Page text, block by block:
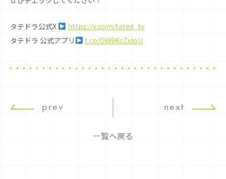
タテドラ公式X
https://x.com/tated_tv
タテドラ 公式アプリ
t.co/OW9KsZxloU
prev
一覧へ戻る
next